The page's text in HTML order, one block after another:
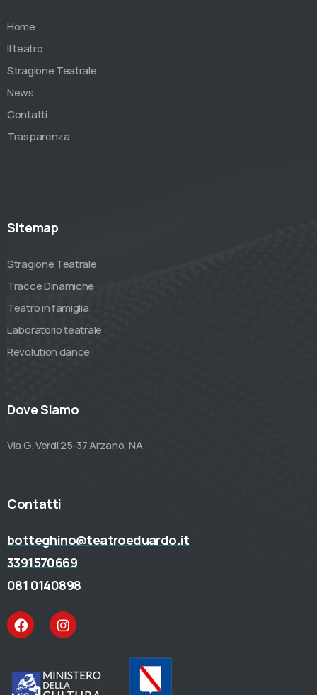
Home
Il teatro
Stragione Teatrale
News
Contatti
Trasparenza
Sitemap
Stragione Teatrale
Tracce Dinamiche
Teatro in famiglia
Laboratorio teatrale
Revolution dance
Dove Siamo
Via G. Verdi 25-37 Arzano, NA
Contatti
botteghino@teatroeduardo.it
3391570669
081 0140898